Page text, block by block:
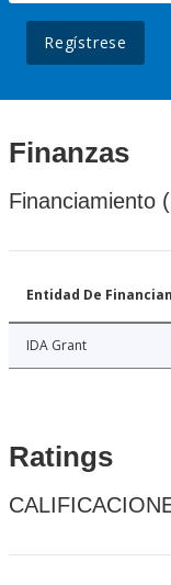
Regístrese
Finanzas
Financiamiento
Entidad De
IDA Grant
Ratings